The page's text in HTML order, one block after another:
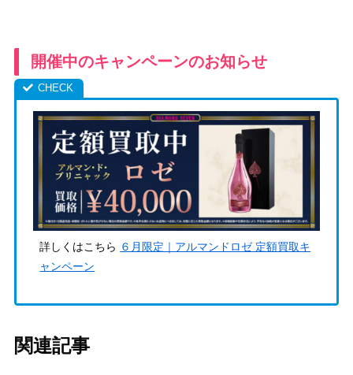
開催中のキャンペーンのお知らせ
詳しくはこちら ６月限定｜アルマンドロゼ 定額買取キ
ャンペーン
関連記事